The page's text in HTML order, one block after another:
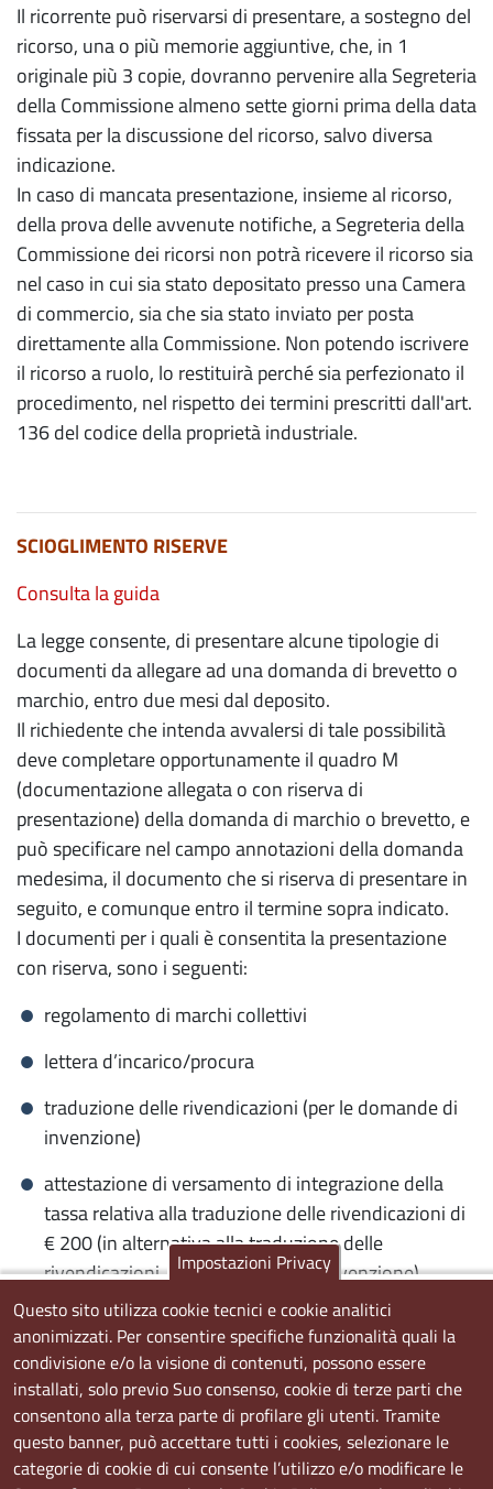
Il ricorrente può riservarsi di presentare, a sostegno del
ricorso, una o più memorie aggiuntive, che, in 1
originale più 3 copie, dovranno pervenire alla Segreteria
della Commissione almeno sette giorni prima della data
fissata per la discussione del ricorso, salvo diversa
indicazione.
In caso di mancata presentazione, insieme al ricorso,
della prova delle avvenute notifiche, a Segreteria della
Commissione dei ricorsi non potrà ricevere il ricorso sia
nel caso in cui sia stato depositato presso una Camera
di commercio, sia che sia stato inviato per posta
direttamente alla Commissione. Non potendo iscrivere
il ricorso a ruolo, lo restituirà perché sia perfezionato il
procedimento, nel rispetto dei termini prescritti dall'art.
136 del codice della proprietà industriale.
SCIOGLIMENTO RISERVE
Consulta la guida
La legge consente, di presentare alcune tipologie di
documenti da allegare ad una domanda di brevetto o
marchio, entro due mesi dal deposito.
Il richiedente che intenda avvalersi di tale possibilità
deve completare opportunamente il quadro M
(documentazione allegata o con riserva di
presentazione) della domanda di marchio o brevetto, e
può specificare nel campo annotazioni della domanda
medesima, il documento che si riserva di presentare in
seguito, e comunque entro il termine sopra indicato.
I documenti per i quali è consentita la presentazione
con riserva, sono i seguenti:
regolamento di marchi collettivi
lettera d’incarico/procura
traduzione delle rivendicazioni (per le domande di
invenzione)
attestazione di versamento di integrazione della
tassa relativa alla traduzione delle rivendicazioni di
€ 200 (in alternativa alla traduzione delle
rivendicazioni, per le domande di invenzione)
Allo scopo di regolarizzare la domanda di brevetto o
marchio, l’interessato deve depositare all’Ufficio
Brevetti della Camera di Commercio, prima della
scadenza del termine, una comunicazione di
scioglimento di riserva, allegando la documentazione
necessaria.
Impostazioni Privacy
Questo sito utilizza cookie tecnici e cookie analitici
anonimizzati. Per consentire specifiche funzionalità quali la
condivisione e/o la visione di contenuti, possono essere
installati, solo previo Suo consenso, cookie di terze parti che
consentono alla terza parte di profilare gli utenti. Tramite
questo banner, può accettare tutti i cookies, selezionare le
categorie di cookie di cui consente l’utilizzo e/o modificare le